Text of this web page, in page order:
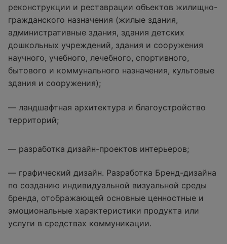
реконструкции и реставрации объектов жилищно-
гражданского назначения (жилые здания,
административные здания, здания детских
дошкольных учреждений, здания и сооружения
научного, учебного, лечебного, спортивного,
бытового и коммунального назначения, культовые
здания и сооружения);
— ландшафтная архитектура и благоустройство
территорий;
— разработка дизайн-проектов интерьеров;
— графический дизайн. Разработка Бренд-дизайна
по созданию индивидуальной визуальной среды
бренда, отображающей основные ценностные и
эмоциональные характеристики продукта или
услуги в средствах коммуникации.